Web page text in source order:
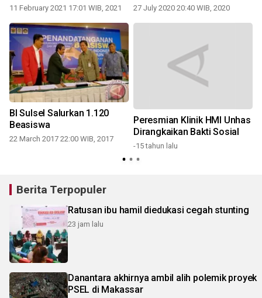
11 February 2021 17:01 WIB, 2021 27 July 2020 20:40 WIB, 2020
BI Sulsel Salurkan 1.120
Beasiswa
22 March 2017 22:00 WIB, 2017
Peresmian Klinik HMI Unhas
Dirangkaikan Bakti Sosial
-15 tahun lalu
Berita Terpopuler
Ratusan ibu hamil diedukasi cegah stunting
23 jam lalu
Danantara akhirnya ambil alih polemik proyek
PSEL di Makassar